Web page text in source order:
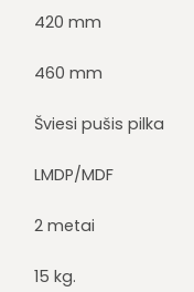
420 mm
460 mm
Šviesi pušis pilka
LMDP/MDF
2 metai
15 kg.